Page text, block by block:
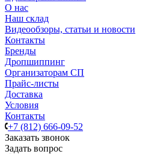
О нас
Наш склад
Видеообзоры, статьи и новости
Контакты
Бренды
Дропшиппинг
Организаторам СП
Прайс-листы
Доставка
Условия
Контакты
+7 (812) 666-09-52
Заказать звонок
Задать вопрос